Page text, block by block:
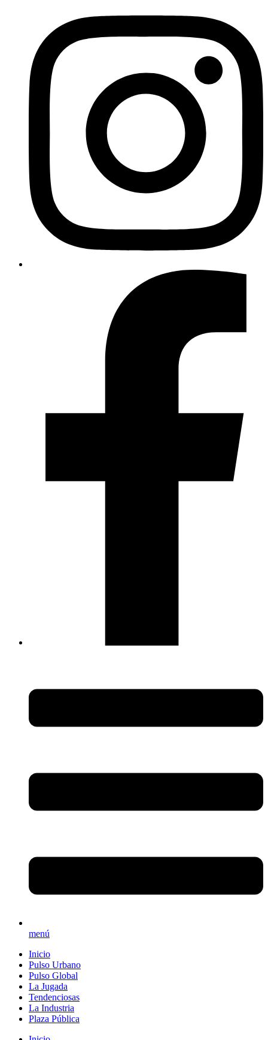
menú
Inicio
Pulso Urbano
Pulso Global
La Jugada
Tendenciosas
La Industria
Plaza Pública